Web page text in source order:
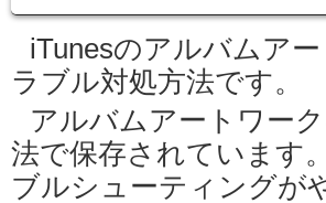
iTunesのアルバムア
ラブル対処方法です。
アルバムアートワー
法で保存されています
ブルシューティングが